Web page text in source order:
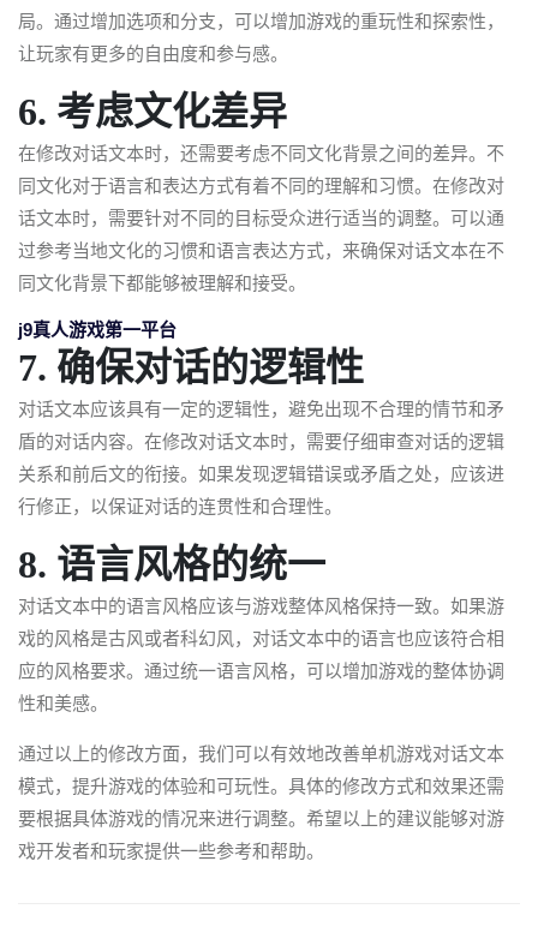
局。通过增加选项和分支，可以增加游戏的重玩性和探索性，
让玩家有更多的自由度和参与感。
6. 考虑文化差异
在修改对话文本时，还需要考虑不同文化背景之间的差异。不
同文化对于语言和表达方式有着不同的理解和习惯。在修改对
话文本时，需要针对不同的目标受众进行适当的调整。可以通
过参考当地文化的习惯和语言表达方式，来确保对话文本在不
同文化背景下都能够被理解和接受。
j9真人游戏第一平台
7. 确保对话的逻辑性
对话文本应该具有一定的逻辑性，避免出现不合理的情节和矛
盾的对话内容。在修改对话文本时，需要仔细审查对话的逻辑
关系和前后文的衔接。如果发现逻辑错误或矛盾之处，应该进
行修正，以保证对话的连贯性和合理性。
8. 语言风格的统一
对话文本中的语言风格应该与游戏整体风格保持一致。如果游
戏的风格是古风或者科幻风，对话文本中的语言也应该符合相
应的风格要求。通过统一语言风格，可以增加游戏的整体协调
性和美感。
通过以上的修改方面，我们可以有效地改善单机游戏对话文本
模式，提升游戏的体验和可玩性。具体的修改方式和效果还需
要根据具体游戏的情况来进行调整。希望以上的建议能够对游
戏开发者和玩家提供一些参考和帮助。